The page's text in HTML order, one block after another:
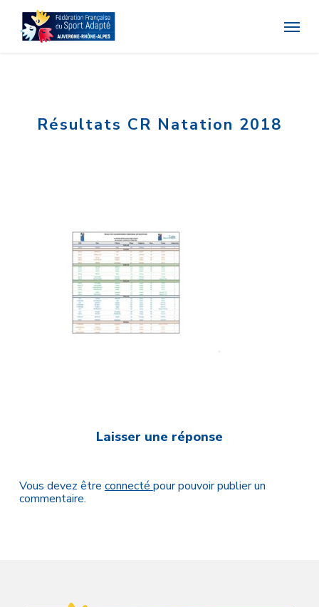
main
content
Menu
Résultats CR Natation 2018
Laisser une réponse
Vous devez être connecté pour pouvoir publier un
commentaire.